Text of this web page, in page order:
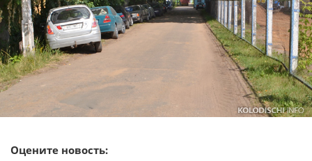
Оцените новость: